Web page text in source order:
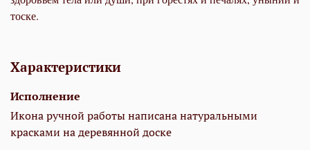
тоске.
Характеристики
Исполнение
Икона ручной работы написана натуральными
красками на деревянной доске